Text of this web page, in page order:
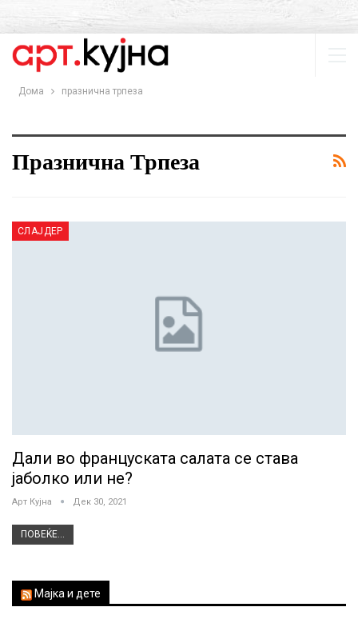
Дома празнична трпеза
Празнична Трпеза
СЛАЈДЕР
Дали во француската салата се става
јаболко или не?
Арт Кујна Дек 30, 2021
ПОВЕЌЕ...
Мајка и дете